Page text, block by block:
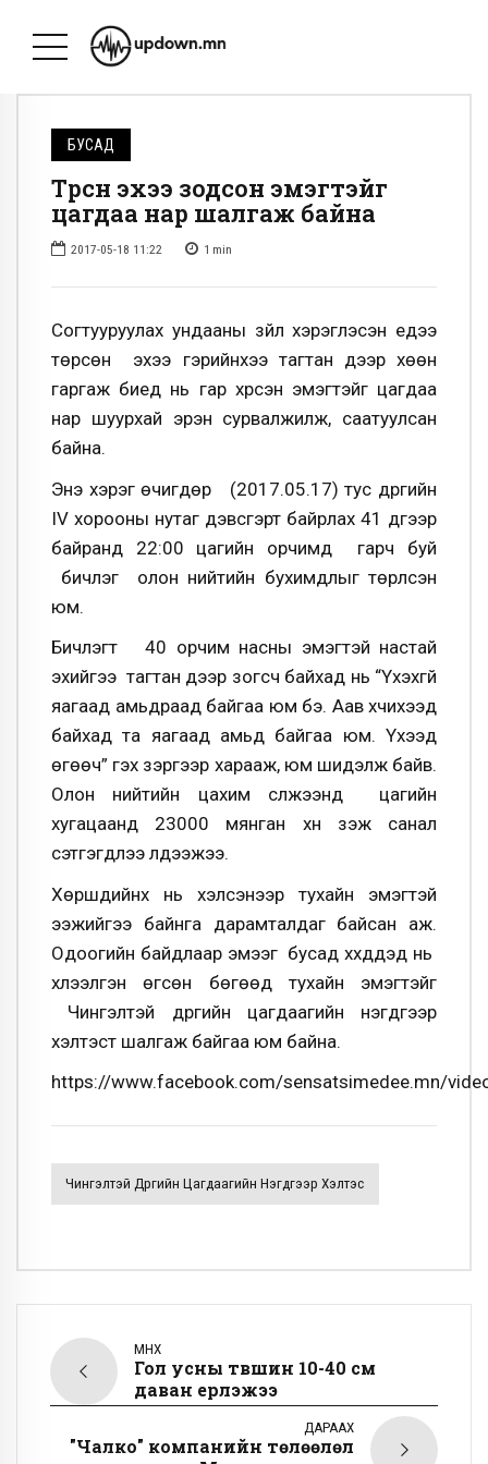
БУСАД
Төрсөн эхээ зодсон эмэгтэйг
цагдаа нар шалгаж байна
2017-05-18 11:22 1 min
Согтууруулах ундааны зүйл хэрэглэсэн үедээ
төрсөн эхээ гэрийнхээ тагтан дээр хөөн
гаргаж биед нь гар хүрсэн эмэгтэйг цагдаа
нар шуурхай эрэн сурвалжилж, саатуулсан
байна.
Энэ хэрэг өчигдөр (2017.05.17) тус дүүргийн
IV хорооны нутаг дэвсгэрт байрлах 41 дүгээр
байранд 22:00 цагийн орчимд гарч буй
бичлэг олон нийтийн бухимдлыг төрүүлсэн
юм.
Бичлэгт 40 орчим насны эмэгтэй настай
эхийгээ тагтан дээр зогсч байхад нь “Үхэхгүй
яагаад амьдраад байгаа юм бэ. Аав үхчихээд
байхад та яагаад амьд байгаа юм. Үхээд
өгөөч” гэх зэргээр харааж, юм шидэлж байв.
Олон нийтийн цахим сүлжээнд цагийн
хугацаанд 23000 мянган хүн үзэж санал
сэтгэгдлээ үлдээжээ.
Хөршүүдийнх нь хэлсэнээр тухайн эмэгтэй
ээжийгээ байнга дарамталдаг байсан аж.
Одоогийн байдлаар эмээг бусад хүүхдүүдэд нь
хүлээлгэн өгсөн бөгөөд тухайн эмэгтэйг
Чингэлтэй дүүргийн цагдаагийн нэгдүгээр
хэлтэст шалгаж байгаа юм байна.
https://www.facebook.com/sensatsimedee.mn/
Чингэлтэй Дүүргийн Цагдаагийн Нэгдүгээр Хэлтэс
ӨМНӨХ
Гол усны түвшин 10-40 см
даван үерлэжээ
ДАРААХ
"Чалко" компанийн төлөөлөл